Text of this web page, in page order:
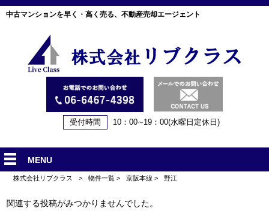
中古マンションを早く・高く売る、不動産売却エージェント
受付時間 10：00∼19：00(水曜日定休日)
MENU
株式会社リブクラス > 物件一覧 > 京阪本線 > 野江
関連する投稿がみつかりませんでした。